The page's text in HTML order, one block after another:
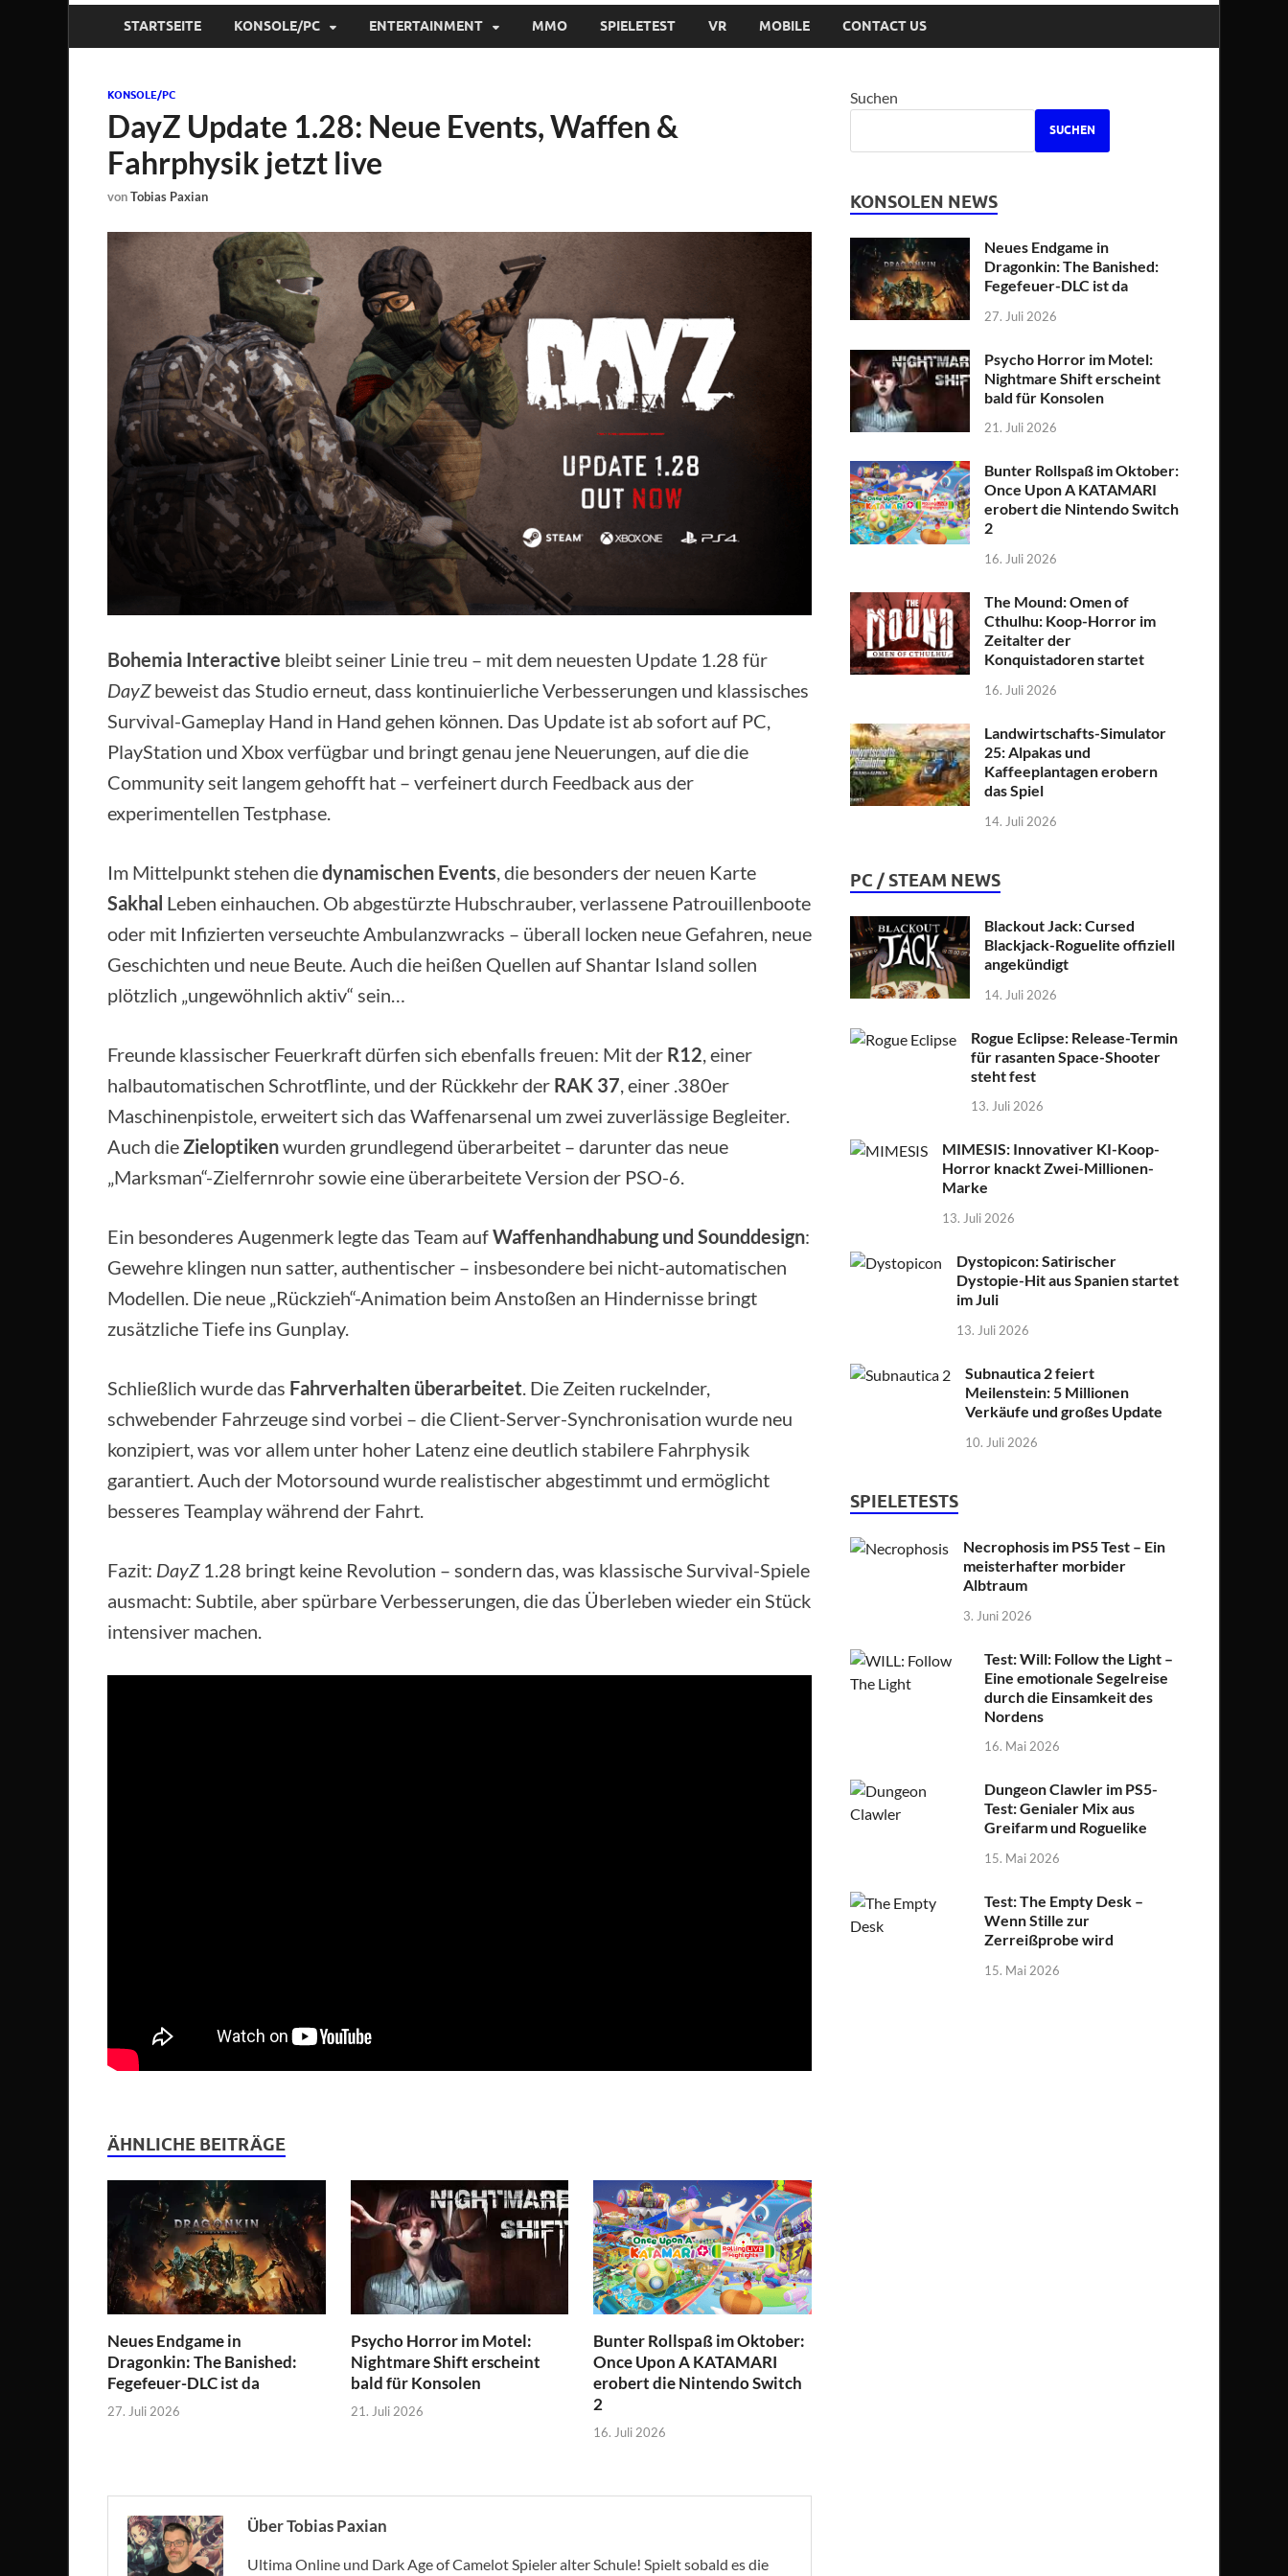
STARTSEITE KONSOLE/PC ENTERTAINMENT MMO SPIELETEST VR MOBILE CONTACT US
KONSOLE/PC
DayZ Update 1.28: Neue Events, Waffen &
Fahrphysik jetzt live
vonTobias Paxian
Bohemia Interactive bleibt seiner Linie treu – mit dem neuesten Update 1.28 für
DayZbeweist das Studio erneut, dass kontinuierliche Verbesserungen und klassisches
Survival-Gameplay Hand in Hand gehen können. Das Update ist ab sofort auf PC,
PlayStation und Xbox verfügbar und bringt genau jene Neuerungen, auf die die
Community seit langem gehofft hat – verfeinert durch Feedback aus der
experimentellen Testphase.
Im Mittelpunkt stehen diedynamischen Events, die besonders der neuen Karte
Sakhal Leben einhauchen. Ob abgestürzte Hubschrauber, verlassene Patrouillenboote
oder mit Infizierten verseuchte Ambulanzwracks – überall locken neue Gefahren, neue
Geschichten und neue Beute. Auch die heißen Quellen auf Shantar Island sollen
plötzlich „ungewöhnlich aktiv“ sein…
Freunde klassischer Feuerkraft dürfen sich ebenfalls freuen: Mit der R12, einer
halbautomatischen Schrotflinte, und der Rückkehr der RAK 37, einer .380er
Maschinenpistole, erweitert sich das Waffenarsenal um zwei zuverlässige Begleiter.
Auch dieZieloptikenwurden grundlegend überarbeitet – darunter das neue
„Marksman“-Zielfernrohr sowie eine überarbeitete Version der PSO-6.
Ein besonderes Augenmerk legte das Team aufWaffenhandhabung und Sounddesign:
Gewehre klingen nun satter, authentischer – insbesondere bei nicht-automatischen
Modellen. Die neue „Rückzieh“-Animation beim Anstoßen an Hindernisse bringt
zusätzliche Tiefe ins Gunplay.
Schließlich wurde das Fahrverhalten überarbeitet. Die Zeiten ruckelnder,
schwebender Fahrzeuge sind vorbei – die Client-Server-Synchronisation wurde neu
konzipiert, was vor allem unter hoher Latenz eine deutlich stabilere Fahrphysik
garantiert. Auch der Motorsound wurde realistischer abgestimmt und ermöglicht
besseres Teamplay während der Fahrt.
Fazit: DayZ1.28 bringt keine Revolution – sondern das, was klassische Survival-Spiele
ausmacht: Subtile, aber spürbare Verbesserungen, die das Überleben wieder ein Stück
intensiver machen.
ÄHNLICHE BEITRÄGE
Neues Endgame in
Dragonkin: The Banished:
Fegefeuer-DLC ist da
27. Juli 2026
Psycho Horror im Motel:
Nightmare Shift erscheint
bald für Konsolen
21. Juli 2026
Bunter Rollspaß im Oktober:
Once Upon A KATAMARI
erobert die Nintendo Switch
2
16. Juli 2026
Über Tobias Paxian
Ultima Online und Dark Age of Camelot Spieler alter Schule! Spielt sobald es die
Suchen
SUCHEN
KONSOLEN NEWS
Neues Endgame in
Dragonkin: The Banished:
Fegefeuer-DLC ist da
27. Juli 2026
Psycho Horror im Motel:
Nightmare Shift erscheint
bald für Konsolen
21. Juli 2026
Bunter Rollspaß im Oktober:
Once Upon A KATAMARI
erobert die Nintendo Switch
2
16. Juli 2026
The Mound: Omen of
Cthulhu: Koop-Horror im
Zeitalter der
Konquistadoren startet
16. Juli 2026
Landwirtschafts-Simulator
25: Alpakas und
Kaffeeplantagen erobern
das Spiel
14. Juli 2026
PC / STEAM NEWS
Blackout Jack: Cursed
Blackjack-Roguelite offiziell
angekündigt
14. Juli 2026
Rogue Eclipse: Release-Termin
für rasanten Space-Shooter
steht fest
13. Juli 2026
MIMESIS: Innovativer KI-Koop-
Horror knackt Zwei-Millionen-
Marke
13. Juli 2026
Dystopicon: Satirischer
Dystopie-Hit aus Spanien startet
im Juli
13. Juli 2026
Subnautica 2 feiert
Meilenstein: 5 Millionen
Verkäufe und großes Update
10. Juli 2026
SPIELETESTS
Necrophosis im PS5 Test – Ein
meisterhafter morbider
Albtraum
3. Juni 2026
Test: Will: Follow the Light –
Eine emotionale Segelreise
durch die Einsamkeit des
Nordens
16. Mai 2026
Dungeon Clawler im PS5-
Test: Genialer Mix aus
Greifarm und Roguelike
15. Mai 2026
Test: The Empty Desk –
Wenn Stille zur
Zerreißprobe wird
15. Mai 2026